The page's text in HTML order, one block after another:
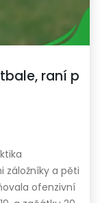
raní p
záložníky a pěti
ofenzivní